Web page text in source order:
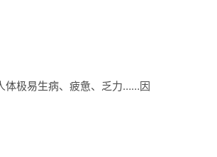
体极易生病、疲惫、乏力……因